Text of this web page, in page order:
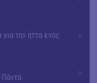
την ήττα ενός
Πάντα